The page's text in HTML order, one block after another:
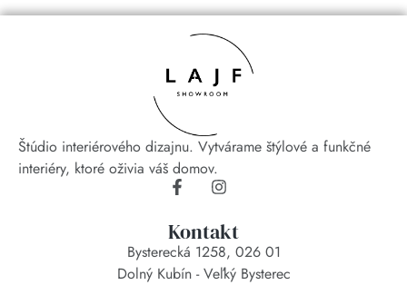
Štúdio interiérového dizajnu. Vytvárame štýlové a funkčné
interiéry, ktoré oživia váš domov.
Kontakt
Bysterecká 1258, 026 01
Dolný Kubín - Veľký Bysterec